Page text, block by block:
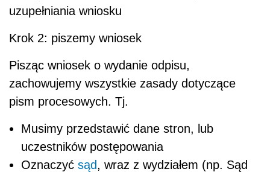
uzupełniania wniosku
Krok 2: piszemy wniosek
Pisząc wniosek o wydanie odpisu,
zachowujemy wszystkie zasady dotyczące
pism procesowych. Tj.
Musimy przedstawić dane stron, lub
uczestników postępowania
Oznaczyć sąd, wraz z wydziałem (np. Sąd